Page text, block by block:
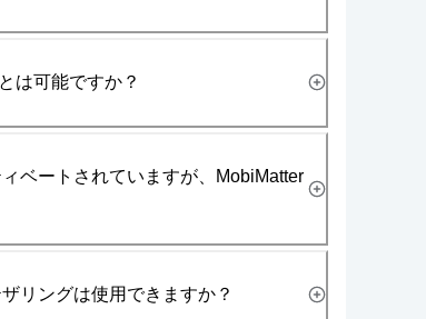
は可能ですか？
ベートされていますが、MobiMatter
リングは使用できますか？